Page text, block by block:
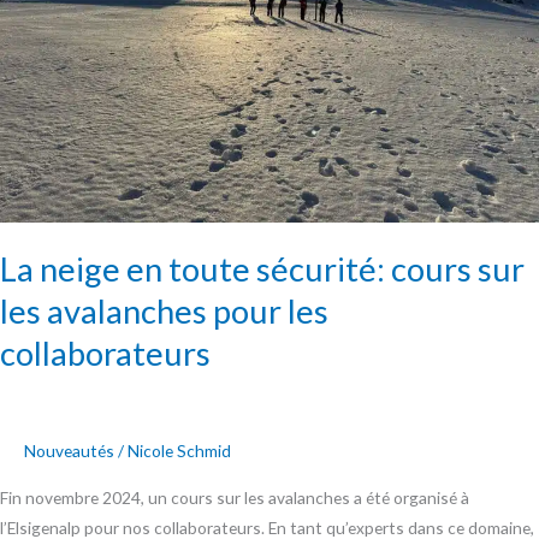
La neige en toute sécurité: cours sur
les avalanches pour les
collaborateurs
Nouveautés /Nicole Schmid
Fin novembre 2024, un cours sur les avalanches a été organisé à
l’Elsigenalp pour nos collaborateurs. En tant qu’experts dans ce domaine,
sur
les
avalanches
pour
les
collaborateurs